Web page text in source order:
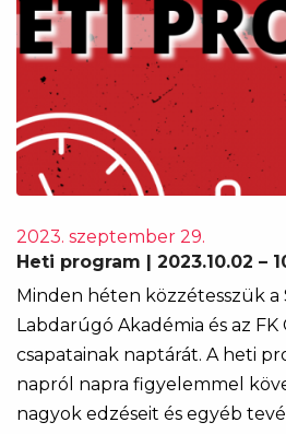
2023. szeptember 29.
Heti program | 2023.10.02 –
Minden héten közzétesszük a
Labdarúgó Akadémia és az FK
csapatainak naptárát. A heti
napról napra figyelemmel
nagyok edzéseit és egyéb